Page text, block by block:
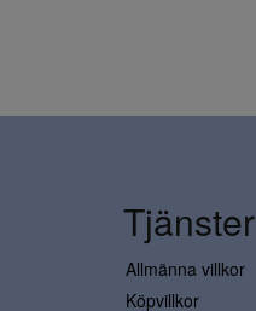
Tjänster
Allmänna villkor
Köpvillkor